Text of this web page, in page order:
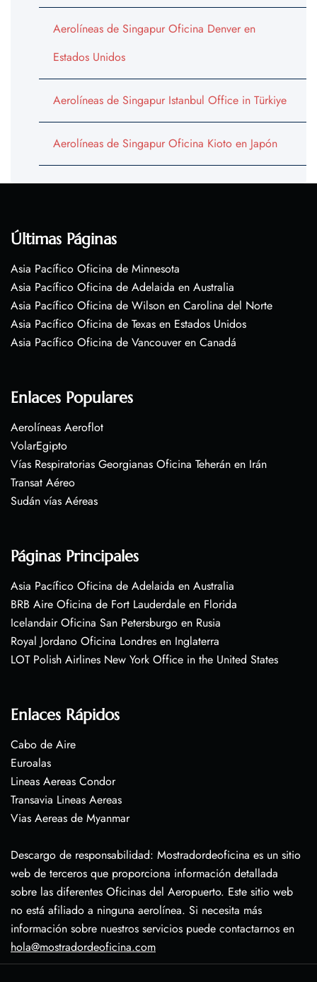
Aerolíneas de Singapur Oficina Denver en
Estados Unidos
Aerolíneas de Singapur Istanbul Office in Türkiye
Aerolíneas de Singapur Oficina Kioto en Japón
Últimas Páginas
Asia Pacífico Oficina de Minnesota
Asia Pacífico Oficina de Adelaida en Australia
Asia Pacífico Oficina de Wilson en Carolina del Norte
Asia Pacífico Oficina de Texas en Estados Unidos
Asia Pacífico Oficina de Vancouver en Canadá
Enlaces Populares
Aerolíneas Aeroflot
VolarEgipto
Vías Respiratorias Georgianas Oficina Teherán en Irán
Transat Aéreo
Sudán vías Aéreas
Páginas Principales
Asia Pacífico Oficina de Adelaida en Australia
BRB Aire Oficina de Fort Lauderdale en Florida
Icelandair Oficina San Petersburgo en Rusia
Royal Jordano Oficina Londres en Inglaterra
LOT Polish Airlines New York Office in the United States
Enlaces Rápidos
Cabo de Aire
Euroalas
Lineas Aereas Condor
Transavia Lineas Aereas
Vias Aereas de Myanmar
Descargo de responsabilidad: Mostradordeoficina es un sitio
web de terceros que proporciona información detallada
sobre las diferentes Oficinas del Aeropuerto. Este sitio web
no está afiliado a ninguna aerolínea. Si necesita más
información sobre nuestros servicios puede contactarnos en
hola@mostradordeoficina.com